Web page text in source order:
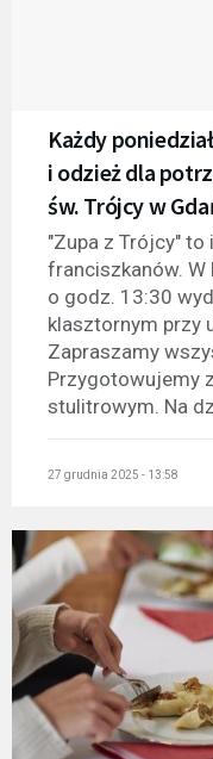
Każdy
i odzież dla
św. Trójcy w
"Zupa z Trójcy"
franciszkanów. W
o godz. 13:30
klasztornym przy
Zapraszamy
Przygotowujemy
stulitrowym. Na
27 grudnia 2025 - 13:58